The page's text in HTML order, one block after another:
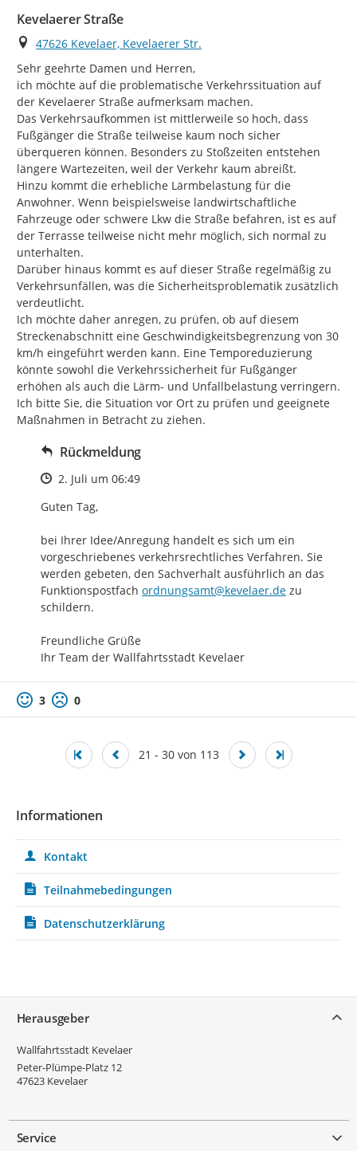
Kevelaerer Straße
Ort
47626 Kevelaer, Kevelaerer Str.
Sehr geehrte Damen und Herren,
ich möchte auf die problematische Verkehrssituation auf
der Kevelaerer Straße aufmerksam machen.
Das Verkehrsaufkommen ist mittlerweile so hoch, dass
Fußgänger die Straße teilweise kaum noch sicher
überqueren können. Besonders zu Stoßzeiten entstehen
längere Wartezeiten, weil der Verkehr kaum abreißt.
Hinzu kommt die erhebliche Lärmbelastung für die
Anwohner. Wenn beispielsweise landwirtschaftliche
Fahrzeuge oder schwere Lkw die Straße befahren, ist es auf
der Terrasse teilweise nicht mehr möglich, sich normal zu
unterhalten.
Darüber hinaus kommt es auf dieser Straße regelmäßig zu
Verkehrsunfällen, was die Sicherheitsproblematik zusätzlich
verdeutlicht.
Ich möchte daher anregen, zu prüfen, ob auf diesem
Streckenabschnitt eine Geschwindigkeitsbegrenzung von 30
km/h eingeführt werden kann. Eine Temporeduzierung
könnte sowohl die Verkehrssicherheit für Fußgänger
erhöhen als auch die Lärm- und Unfallbelastung verringern.
Ich bitte Sie, die Situation vor Ort zu prüfen und geeignete
Maßnahmen in Betracht zu ziehen.
Rückmeldung
Zeitpunkt des Erstellens
2. Juli um 06:49
Guten Tag,
bei Ihrer Idee/Anregung handelt es sich um ein
vorgeschriebenes verkehrsrechtliches Verfahren. Sie
werden gebeten, den Sachverhalt ausführlich an das
Funktionspostfach ordnungsamt@kevelaer.de zu
schildern.
Freundliche Grüße
Ihr Team der Wallfahrtsstadt Kevelaer
3 0
21 - 30 von 113
Informationen
Kontakt
Teilnahmebedingungen
Datenschutzerklärung
Herausgeber
Wallfahrtsstadt Kevelaer
Peter-Plümpe-Platz 12
47623 Kevelaer
Service